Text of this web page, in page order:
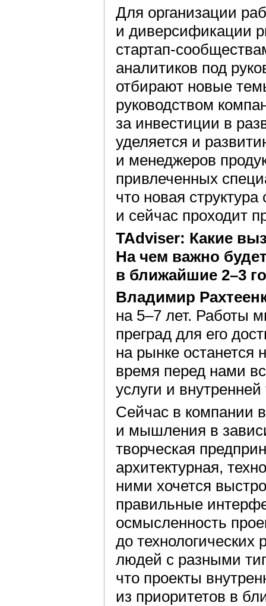
Для организации
и диверсификации
стартап-
аналитиков под
отбирают новые
руководством
за инвестиции в
уделяется и
и менеджеров
привлеченных
что новая
и сейчас проходит
TAdviser: Какие
На чем важно
в ближайшие 2–3
Владимир
на 5–7 лет. Работы
преград для его
на рынке
время перед нами
услуги и
Сейчас в компании
и мышления в
творческая
архитектурная,
ними хочется
правильные
осмысленность
до технологических
людей с разными
что проекты
из приоритетов в